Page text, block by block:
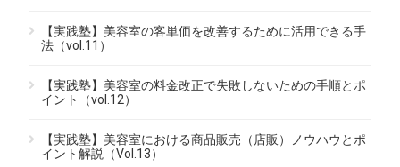
【実践塾】美容室の客単価を改善するために活用できる手
法（vol.11）
【実践塾】美容室の料金改正で失敗しないための手順とポ
イント（vol.12）
【実践塾】美容室における商品販売（店販）ノウハウとポ
イント解説（Vol.13）